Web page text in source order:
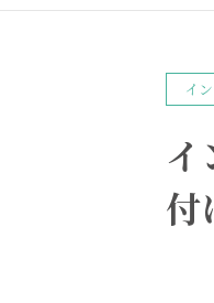
イ
イ
付